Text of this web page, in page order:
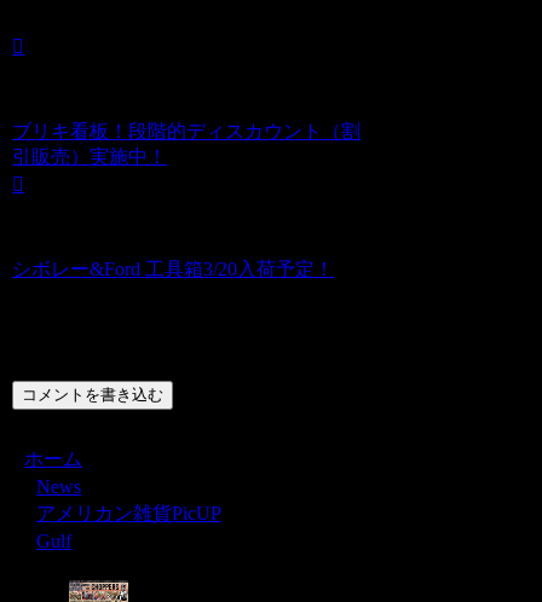
ブリキ看板！段階的ディスカウント（割
引販売）実施中！
シボレー&Ford 工具箱3/20入荷予定！
コメントを書き込む
ホーム
News
アメリカン雑貨PicUP
Gulf